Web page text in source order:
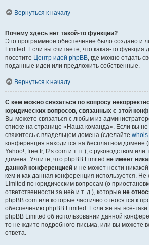
Вернуться к началу
Почему здесь нет такой-то функции?
Это программное обеспечение было создано и
Limited. Если вы считаете, что какая-то
посетите Центр идей phpBB, где можно отдать
поданные идеи или предложить собственные.
Вернуться к началу
С кем можно связаться по вопросу
юридических вопросов, связанных с этой
Вы можете связаться с любым из
списке на странице «Наша команда». Если вы не
свяжитесь с владельцем домена (сделайте
конференция находится на бесплатном домене
Yahoo!, free.fr, f2s.com и т. п.), с руководством
домена. Учтите, что phpBB Limited не имеет
данной конференцией и не может нести
кем и как данная конференция используется.
Limited по юридическим вопросам (о
ответственности за неё и т. д.), которые не
phpBB.com или которые частично относятся к
обеспечению phpBB Limited. Если же вы всё-
phpBB Limited об использовании данной
то не ждите подробного письма, или вы можете
ответа.